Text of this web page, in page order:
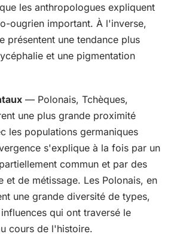
les anthropologues expliquent
ougrien important. À l'inverse,
présentent une tendance plus
et une pigmentation
— Polonais, Tchèques,
une plus grande proximité
les populations germaniques
s'explique à la fois par un
commun et par des
et de métissage. Les Polonais, en
une grande diversité de types,
qui ont traversé le
cours de l'histoire.